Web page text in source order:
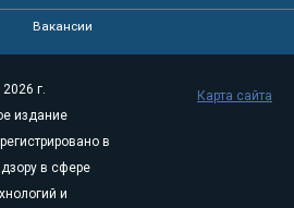
Вакансии
г.
издание
в
в сфере
и
Карта сайта